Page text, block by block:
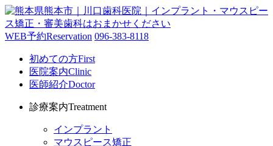
WEB予約Reservation 096-383-8118
初めての方First
医院案内Clinic
医師紹介Doctor
診療案内Treatment
インプラント
マウスピース矯正